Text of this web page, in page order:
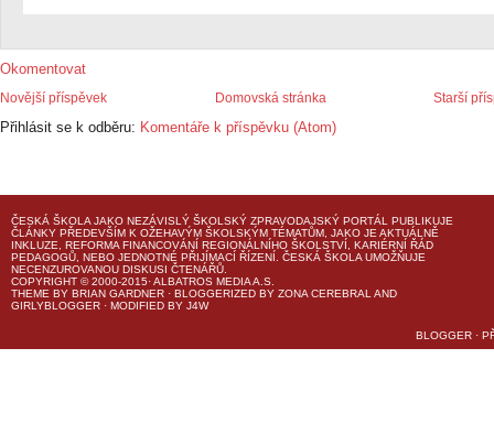
Okomentovat
Novější příspěvek Starší
Domovská stránka
Přihlásit se k odběru: Komentáře k příspěvku (Atom)
ČESKÁ ŠKOLA JAKO NEZÁVISLÝ ŠKOLSKÝ ZPRAVODAJSKÝ PORTÁL PUBLIKUJE
ČLÁNKY PŘEDEVŠÍM K OŽEHAVÝM ŠKOLSKÝM TÉMATŮM, JAKO JE AKTUÁLNĚ
INKLUZE, REFORMA FINANCOVÁNÍ REGIONÁLNÍHO ŠKOLSTVÍ, KARIÉRNÍ ŘÁD
PEDAGOGŮ, NEBO JEDNOTNÉ PŘIJÍMACÍ ŘÍZENÍ. ČESKÁ ŠKOLA UMOŽŇUJE
NECENZUROVANOU DISKUSI ČTENÁŘŮ.
COPYRIGHT © 2000-2015· ALBATROS MEDIA A.S.
THEME BY BRIAN GARDNER · BLOGGERIZED BY ZONA CEREBRAL AND
GIRLYBLOGGER · MODIFIED BY J4W
BLOGGER ·